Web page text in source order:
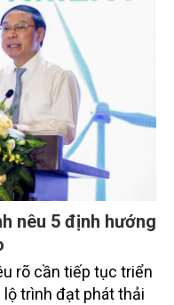
nêu 5 định hướng
rõ cần tiếp tục triển
trình đạt phát thải